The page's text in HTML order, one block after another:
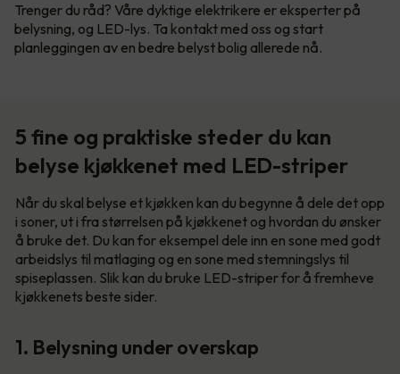
Trenger du råd? Våre dyktige elektrikere er eksperter på
belysning, og LED-lys. Ta kontakt med oss og start
planleggingen av en bedre belyst bolig allerede nå.
5 fine og praktiske steder du kan
belyse kjøkkenet med LED-striper
Når du skal belyse et kjøkken kan du begynne å dele det opp
i soner, ut i fra størrelsen på kjøkkenet og hvordan du ønsker
å bruke det. Du kan for eksempel dele inn en sone med godt
arbeidslys til matlaging og en sone med stemningslys til
spiseplassen. Slik kan du bruke LED-striper for å fremheve
kjøkkenets beste sider.
1. Belysning under overskap